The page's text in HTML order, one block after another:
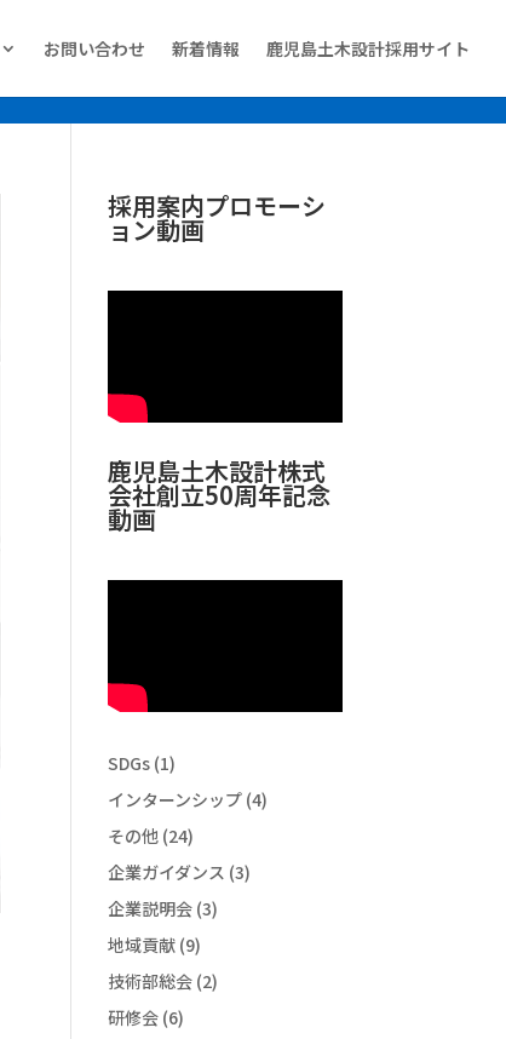
お問い合わせ 新着情報 鹿児島土木設計採用サイト
採用案内プロモーシ
ョン動画
鹿児島土木設計株式
会社創立50周年記念
動画
SDGs (1)
インターンシップ (4)
その他 (24)
企業ガイダンス (3)
企業説明会 (3)
地域貢献 (9)
技術部総会 (2)
研修会 (6)